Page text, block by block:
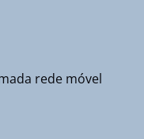
rede móvel